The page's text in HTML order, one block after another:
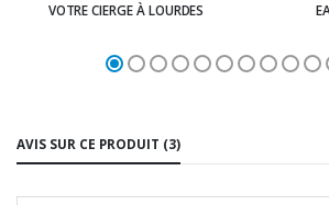
VOTRE CIERGE À LOURDES
AVIS SUR CE PRODUIT (3)